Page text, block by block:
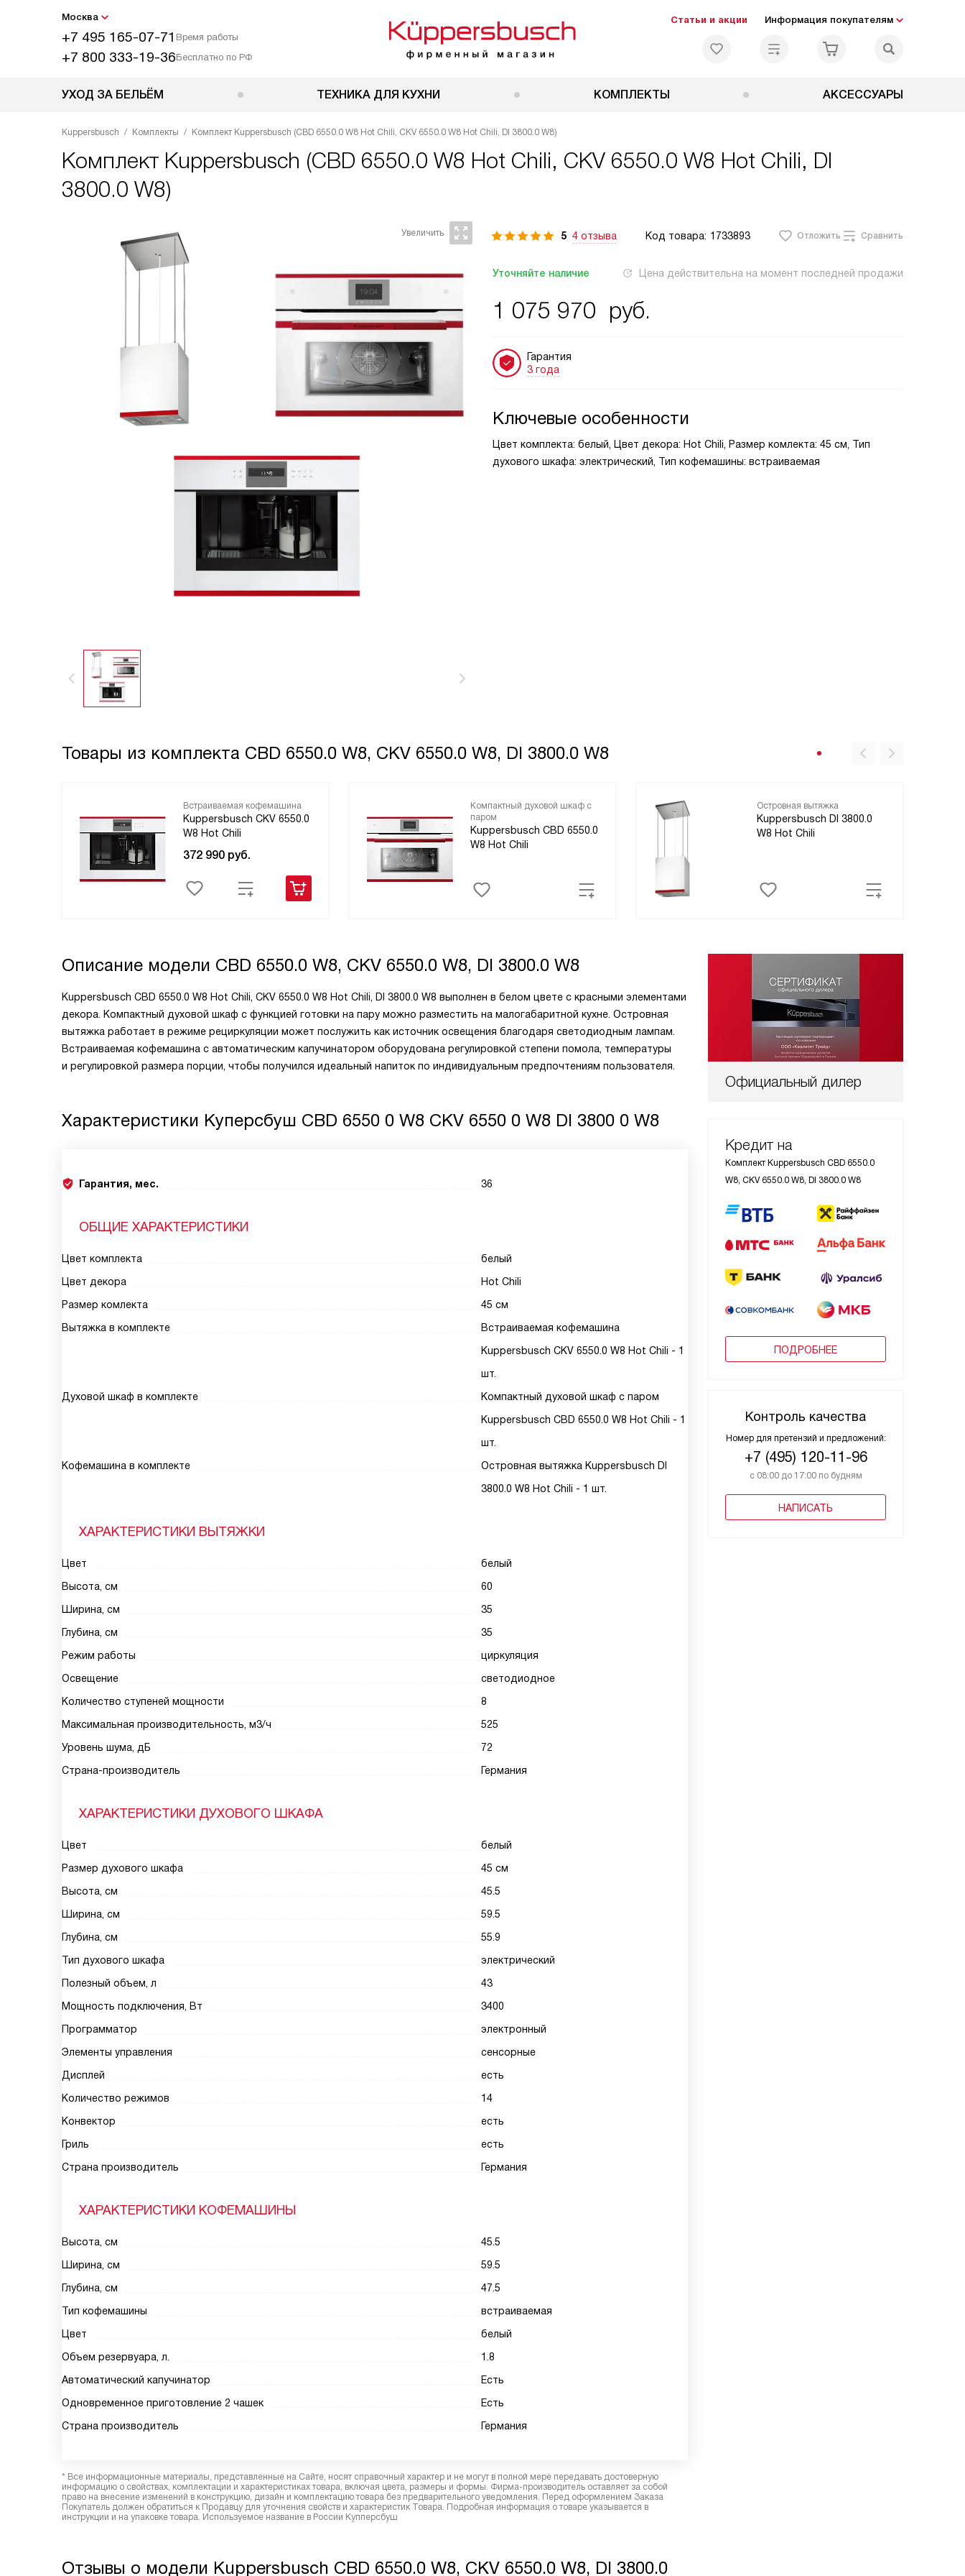
Москва
+7 495 165-07-71 Время работы
+7 800 333-19-36Бесплатно по РФ
Статьи и акции Информация покупателям
УХОД ЗА БЕЛЬЁМ ТЕХНИКА ДЛЯ КУХНИ КОМПЛЕКТЫ АКСЕССУАРЫ
Kuppersbusch Комплекты Комплект Kuppersbusch (CBD 6550.0 W8 Hot Chili, CKV 6550.0 W8 Hot Chili, DI 3800.0 W8)
Комплект Kuppersbusch (CBD 6550.0 W8 Hot Chili, CKV 6550.0 W8 Hot Chili, DI
3800.0 W8)
5 4 отзыва Код товара: 1733893 Отложить Сравнить
Уточняйте наличие Цена действительна на момент последней продажи
1 075 970 руб.
Гарантия
3 года
Ключевые особенности
Цвет комплекта: белый, Цвет декора: Hot Chili, Размер комлекта: 45 см, Тип
духового шкафа: электрический, Тип кофемашины: встраиваемая
Товары из комплекта CBD 6550.0 W8, CKV 6550.0 W8, DI 3800.0 W8
Встраиваемая кофемашина
Kuppersbusch CKV 6550.0
W8 Hot Chili
372 990 руб.
Компактный духовой шкаф с
паром
Kuppersbusch CBD 6550.0
W8 Hot Chili
Островная вытяжка
Kuppersbusch DI 3800.0
W8 Hot Chili
Официальный дилер
Кредит на
Комплект Kuppersbusch CBD 6550.0
W8, CKV 6550.0 W8, DI 3800.0 W8
ПОДРОБНЕЕ
Контроль качества
Номер для претензий и предложений:
+7 (495) 120-11-96
с 08:00 до 17:00 по будням
НАПИСАТЬ
Описание модели CBD 6550.0 W8, CKV 6550.0 W8, DI 3800.0 W8
Kuppersbusch CBD 6550.0 W8 Hot Chili, CKV 6550.0 W8 Hot Chili, DI 3800.0 W8 выполнен в белом цвете с красными элементами
декора. Компактный духовой шкаф с функцией готовки на пару можно разместить на малогабаритной кухне. Островная
вытяжка работает в режиме рециркуляции может послужить как источник освещения благодаря светодиодным лампам.
Встраиваемая кофемашина с автоматическим капучинатором оборудована регулировкой степени помола, температуры
и регулировкой размера порции, чтобы получился идеальный напиток по индивидуальным предпочтениям пользователя.
Характеристики Куперсбуш CBD 6550 0 W8 CKV 6550 0 W8 DI 3800 0 W8
Гарантия, мес. 36
ОБЩИЕ ХАРАКТЕРИСТИКИ
Цвет комплекта
белый
Цвет декора
Hot Chili
Размер комлекта
45 см
Вытяжка в комплекте
Встраиваемая кофемашина
Kuppersbusch CKV 6550.0 W8 Hot Chili - 1
шт.
Духовой шкаф в комплекте
Компактный духовой шкаф с паром
Kuppersbusch CBD 6550.0 W8 Hot Chili - 1
шт.
Кофемашина в комплекте
Островная вытяжка Kuppersbusch DI
3800.0 W8 Hot Chili - 1 шт.
ХАРАКТЕРИСТИКИ ВЫТЯЖКИ
Цвет
белый
Высота, см
60
Ширина, см
35
Глубина, см
35
Режим работы
циркуляция
Освещение
светодиодное
Количество ступеней мощности
8
Максимальная производительность, м3/ч
525
Уровень шума, дБ
72
Страна-производитель
Германия
ХАРАКТЕРИСТИКИ ДУХОВОГО ШКАФА
Цвет
белый
Размер духового шкафа
45 см
Высота, см
45.5
Ширина, см
59.5
Глубина, см
55.9
Тип духового шкафа
электрический
Полезный объем, л
43
Мощность подключения, Вт
3400
Программатор
электронный
Элементы управления
сенсорные
Дисплей
есть
Количество режимов
14
Конвектор
есть
Гриль
есть
Страна производитель
Германия
ХАРАКТЕРИСТИКИ КОФЕМАШИНЫ
Высота, см
45.5
Ширина, см
59.5
Глубина, см
47.5
Тип кофемашины
встраиваемая
Цвет
белый
Объем резервуара, л.
1.8
Автоматический капучинатор
Есть
Одновременное приготовление 2 чашек
Есть
Страна производитель
Германия
* Все информационные материалы, представленные на Сайте, носят справочный характер и не могут в полной мере передавать достоверную
информацию о свойствах, комплектации и характеристиках товара, включая цвета, размеры и формы. Фирма-производитель оставляет за собой
право на внесение изменений в конструкцию, дизайн и комплектацию товара без предварительного уведомления. Перед оформлением Заказа
Покупатель должен обратиться к Продавцу для уточнения свойств и характеристик Товара. Подробная информация о товаре указывается в
инструкции и на упаковке товара. Используемое название в России Купперсбуш
Отзывы о модели Kuppersbusch CBD 6550.0 W8, CKV 6550.0 W8, DI 3800.0